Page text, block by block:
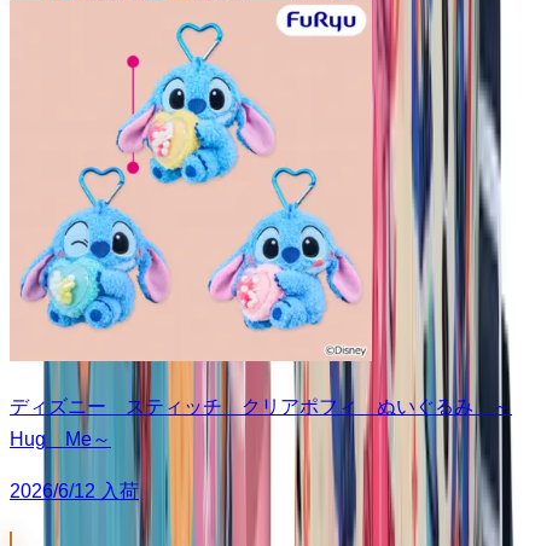
ディズニー スティッチ クリアポフィ ぬいぐるみ ～
Hug Me～
2026/6/12 入荷